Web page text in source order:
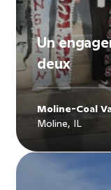
Un
deux
Moline-Coal
Moline, IL
Explore